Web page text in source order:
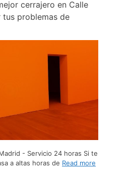
cerrajero en Calle
tus problemas de
- Servicio 24 horas Si te
a altas horas de Read more